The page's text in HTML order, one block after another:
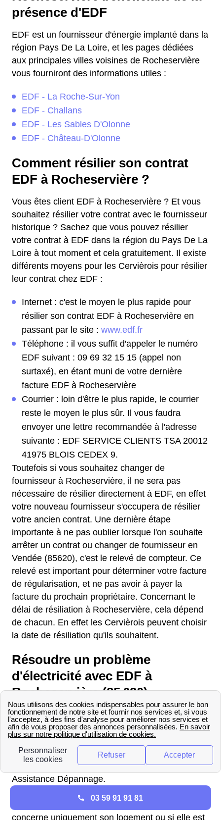
présence d'EDF
EDF est un fournisseur d'énergie implanté dans la
région Pays De La Loire, et les pages dédiées
aux principales villes voisines de Rocheservière
vous fourniront des informations utiles :
EDF - La Roche-Sur-Yon
EDF - Challans
EDF - Les Sables D'Olonne
EDF - Château-D'Olonne
Comment résilier son contrat
EDF à Rocheservière ?
Vous êtes client EDF à Rocheservière ? Et vous
souhaitez résilier votre contrat avec le fournisseur
historique ? Sachez que vous pouvez résilier
votre contrat à EDF dans la région du Pays De La
Loire à tout moment et cela gratuitement. Il existe
différents moyens pour les Cervièrois pour résilier
leur contrat chez EDF :
Internet : c'est le moyen le plus rapide pour
résilier son contrat EDF à Rocheservière en
passant par le site : www.edf.fr
Téléphone : il vous suffit d'appeler le numéro
EDF suivant : 09 69 32 15 15 (appel non
surtaxé), en étant muni de votre dernière
facture EDF à Rocheservière
Courrier : loin d'être le plus rapide, le courrier
reste le moyen le plus sûr. Il vous faudra
envoyer une lettre recommandée à l'adresse
suivante : EDF SERVICE CLIENTS TSA 20012
41975 BLOIS CEDEX 9.
Toutefois si vous souhaitez changer de
fournisseur à Rocheservière, il ne sera pas
nécessaire de résilier directement à EDF, en effet
votre nouveau fournisseur s'occupera de résilier
votre ancien contrat. Une dernière étape
importante à ne pas oublier lorsque l'on souhaite
arrêter un contrat ou changer de fournisseur en
Vendée (85620), c'est le relevé de compteur. Ce
relevé est important pour déterminer votre facture
de régularisation, et ne pas avoir à payer la
facture du prochain propriétaire. Concernant le
délai de résiliation à Rocheservière, cela dépend
de chacun. En effet les Cervièrois peuvent choisir
la date de résiliation qu'ils souhaitent.
Résoudre un problème
d'électricité avec EDF à
Rocheservière (85 620)
En cas de problème d’électricité avec EDF à
Rocheservière (85 620), il est possible de
contacter l’assistance dépannage au 09 69 325
028. Le service téléphonique est disponible
24h/24 et 7j/7 pour les titulaires d’un contrat
Assistance Dépannage.
concerne uniquement son logement ou si elle est
03 59 91 91 81